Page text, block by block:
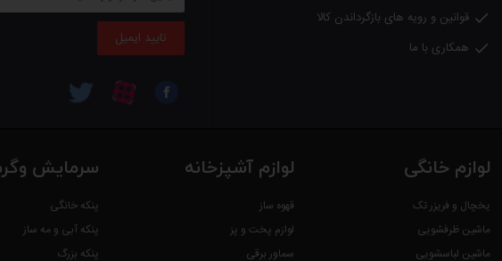
 قوانین و رویه های بازگرداندن کالا
 همکاری با ما تایید ایمیل
لوازم خانگی
یخچال و فریزر تک
ماشین ظرفشویی
ماشین لباسشویی
لوازم آشپزخانه
قهوه ساز
لوازم پخت و پز
سماور برقی
سرمایش
پنکه خانگی
پنکه آبی و مه ساز
پنکه بزرگ